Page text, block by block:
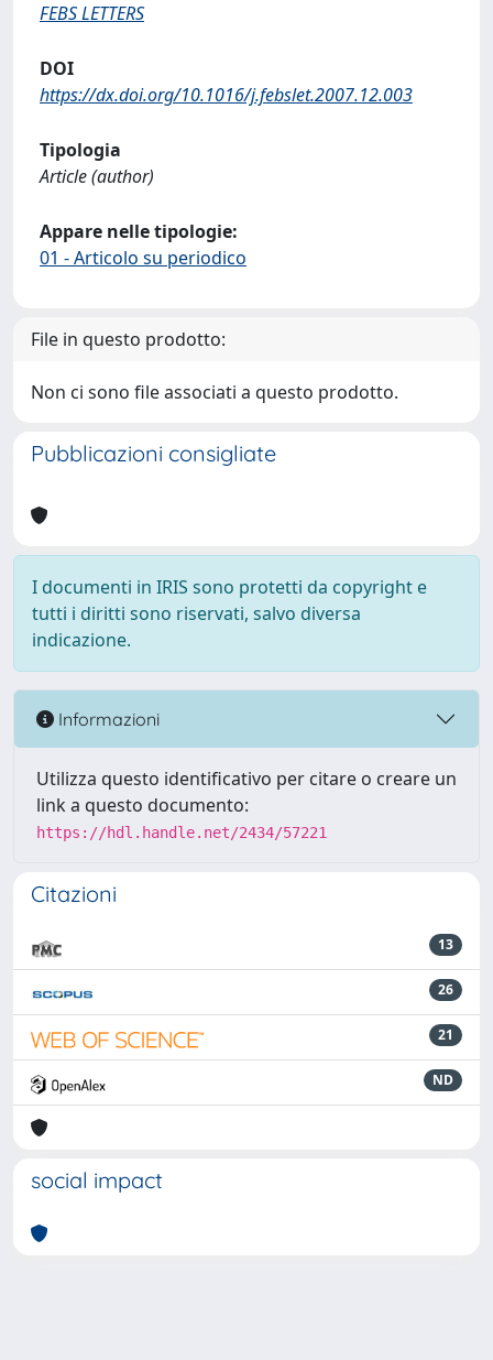
FEBS LETTERS
DOI
https://dx.doi.org/10.1016/j.febslet.2007.12.003
Tipologia
Article (author)
Appare nelle tipologie:
01 - Articolo su periodico
File in questo prodotto:
Non ci sono file associati a questo prodotto.
Pubblicazioni consigliate
I documenti in IRIS sono protetti da copyright e
tutti i diritti sono riservati, salvo diversa
indicazione.
Informazioni
Utilizza questo identificativo per citare o creare un
link a questo documento:
https://hdl.handle.net/2434/57221
Citazioni
13
26
21
ND
social impact